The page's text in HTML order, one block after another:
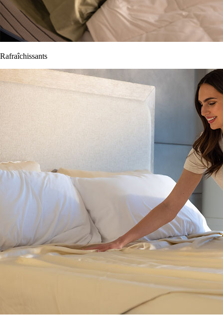
Rafraîchissants